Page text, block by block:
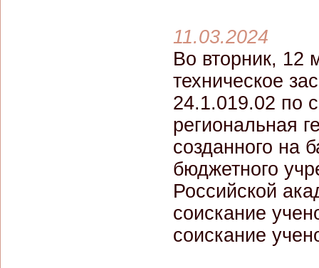
11.03.2024
Во вторник, 12
техническое
24.1.019.02 по
региональная
созданного на
бюджетного
Российской
соискание
соискание